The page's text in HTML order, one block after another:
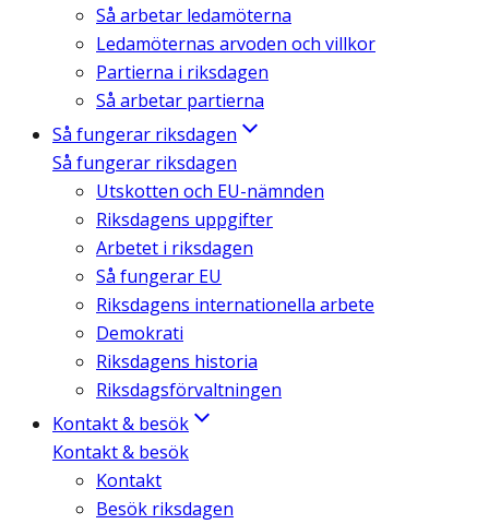
Så arbetar ledamöterna
Ledamöternas arvoden och villkor
Partierna i riksdagen
Så arbetar partierna
Så fungerar riksdagen
Så fungerar riksdagen
Utskotten och EU-nämnden
Riksdagens uppgifter
Arbetet i riksdagen
Så fungerar EU
Riksdagens internationella arbete
Demokrati
Riksdagens historia
Riksdagsförvaltningen
Kontakt & besök
Kontakt & besök
Kontakt
Besök riksdagen